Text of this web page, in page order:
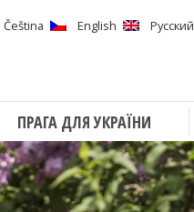
Čeština English Русский
ПРАГА ДЛЯ УКРАЇНИ